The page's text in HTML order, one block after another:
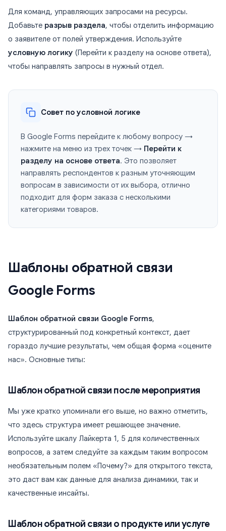
Для команд, управляющих запросами на ресурсы.
Добавьте разрыв раздела, чтобы отделить информацию
о заявителе от полей утверждения. Используйте
условную логику (Перейти к разделу на основе ответа),
чтобы направлять запросы в нужный отдел.
Совет по условной логике
В Google Forms перейдите к любому вопросу →
нажмите на меню из трех точек → Перейти к
разделу на основе ответа. Это позволяет
направлять респондентов к разным уточняющим
вопросам в зависимости от их выбора, отлично
подходит для форм заказа с несколькими
категориями товаров.
Шаблоны обратной связи
Google Forms
Шаблон обратной связи Google Forms,
структурированный под конкретный контекст, дает
гораздо лучшие результаты, чем общая форма «оцените
нас». Основные типы:
Шаблон обратной связи после мероприятия
Мы уже кратко упоминали его выше, но важно отметить,
что здесь структура имеет решающее значение.
Используйте шкалу Лайкерта 1, 5 для количественных
вопросов, а затем следуйте за каждым таким вопросом
необязательным полем «Почему?» для открытого текста,
это даст вам как данные для анализа динамики, так и
качественные инсайты.
Шаблон обратной связи о продукте или услуге